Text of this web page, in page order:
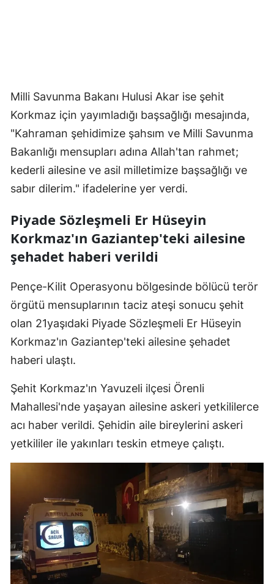
İzmir
Kars
Kastamonu
Kayseri
Kırşehir
Kütahya
Malatya
Mardin
Muğla
Muş
Nevşehir
Niğde
Ordu
Rize
Sakarya
Milli Savunma Bakanı Hulusi Akar ise şehit
Korkmaz için yayımladığı başsağlığı mesajında,
"Kahraman şehidimize şahsım ve Milli Savunma
Bakanlığı mensupları adına Allah'tan rahmet;
kederli ailesine ve asil milletimize başsağlığı ve
sabır dilerim." ifadelerine yer verdi.
Piyade Sözleşmeli Er Hüseyin
Korkmaz'ın Gaziantep'teki ailesine
şehadet haberi verildi
Pençe-Kilit Operasyonu bölgesinde bölücü terör
örgütü mensuplarının taciz ateşi sonucu şehit
olan 21yaşıdaki Piyade Sözleşmeli Er Hüseyin
Korkmaz'ın Gaziantep'teki ailesine şehadet
haberi ulaştı.
Şehit Korkmaz'ın Yavuzeli ilçesi Örenli
Mahallesi'nde yaşayan ailesine askeri yetkililerce
acı haber verildi. Şehidin aile bireylerini askeri
yetkililer ile yakınları teskin etmeye çalıştı.